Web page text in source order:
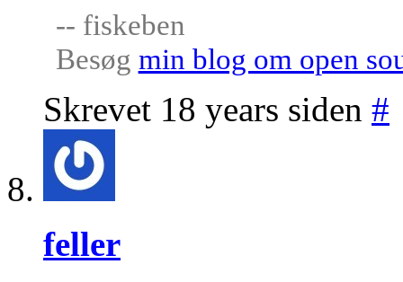
-- fiskeben
Besøg min blog om open
Skrevet 18 years siden #
feller